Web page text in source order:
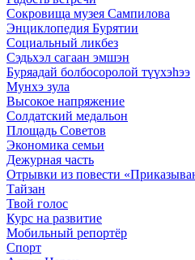
Сокровища музея Сампилова
Энциклопедия Бурятии
Социальный ликбез
Сэдьхэл сагаан эмшэн
Буряадай болбосоролой түүхэhээ
Мунхэ зула
Высокое напряжение
Солдатский медальон
Площадь Советов
Экономика семьи
Дежурная часть
Отрывки из повести
Тайзан
Твой голос
Курс на развитие
Мобильный репортёр
Спорт